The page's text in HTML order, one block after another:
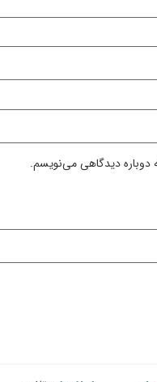
دوباره دیدگاهی می‌نویسم.